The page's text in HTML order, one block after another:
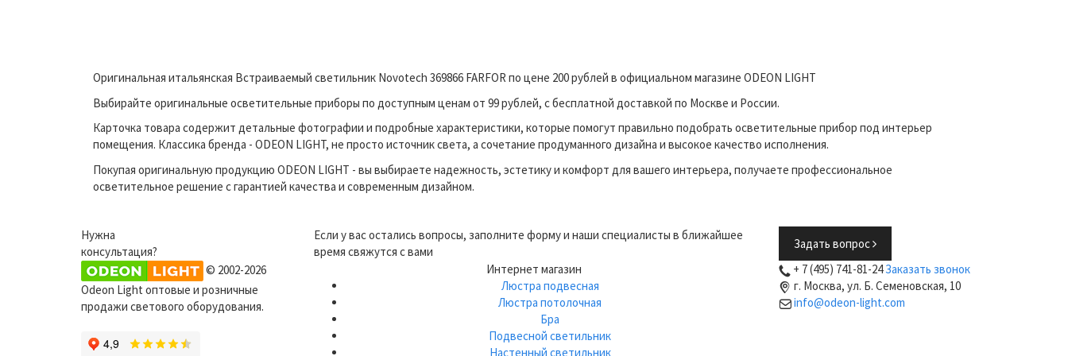
Оригинальная итальянская Встраиваемый светильник Novotech 369866 FARFOR по цене 200 рублей в официальном магазине ODEON LIGHT
Выбирайте оригинальные осветительные приборы по доступным ценам от 99 рублей, с бесплатной доставкой по Москве и России.
Карточка товара содержит детальные фотографии и подробные характеристики, которые помогут правильно подобрать осветительные прибор под интерьер
помещения. Классика бренда - ODEON LIGHT, не просто источник света, а сочетание продуманного дизайна и высокое качество исполнения.
Покупая оригинальную продукцию ODEON LIGHT - вы выбираете надежность, эстетику и комфорт для вашего интерьера, получаете профессиональное
осветительное решение с гарантией качества и современным дизайном.
Нужна
консультация?
Если у вас остались вопросы, заполните форму и наши специалисты в ближайшее
время свяжутся с вами
Задать вопрос
© 2002-2026
Odeon Light оптовые и розничные
продажи светового оборудования.
Интернет магазин
Люстра подвесная
Люстра потолочная
Бра
Подвесной светильник
Настенный светильник
+ 7 (495) 741-81-24Заказать звонок
г. Москва, ул. Б. Семеновская, 10
info@odeon-light.com